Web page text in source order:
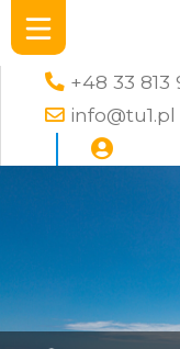
+48 33 813
info@tu1.pl